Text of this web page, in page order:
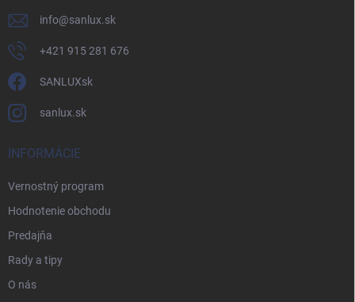
info@sanlux.sk
+421 915 281 676
SANLUXsk
sanlux.sk
INFORMÁCIE
Vernostný program
Hodnotenie obchodu
Predajňa
Rady a tipy
O nás